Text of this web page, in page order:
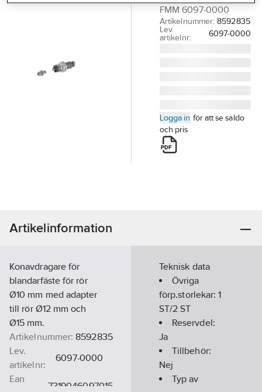
FMM 6097-0000
Artikelnummer: 8592835
Lev.
artikelnr:
6097-0000
Logga in för att se saldo
och pris
Artikelinformation
Konavdragare för
blandarfäste för rör
Ø10 mm med adapter
till rör Ø12 mm och
Ø15 mm.
Artikelnummer: 8592835
Lev.
artikelnr:
6097-0000
Ean
7319046097015
Teknisk data
Övriga
förp.storlekar:1
ST/2 ST
Reservdel:
Ja
Tillbehör:
Nej
Typ av